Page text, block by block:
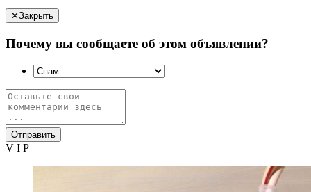
✕Закрыть
Почему вы сообщаете об этом объявлении?
Отправить
V I P